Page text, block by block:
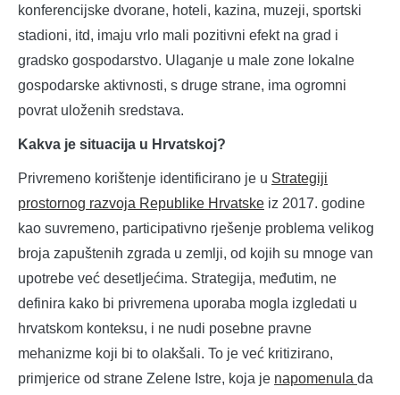
konferencijske dvorane, hoteli, kazina, muzeji, sportski
stadioni, itd, imaju vrlo mali pozitivni efekt na grad i
gradsko gospodarstvo. Ulaganje u male zone lokalne
gospodarske aktivnosti, s druge strane, ima ogromni
povrat uloženih sredstava.
Kakva je situacija u Hrvatskoj?
Privremeno korištenje identificirano je u Strategiji
prostornog razvoja Republike Hrvatske iz 2017. godine
kao suvremeno, participativno rješenje problema velikog
broja zapuštenih zgrada u zemlji, od kojih su mnoge van
upotrebe već desetljećima. Strategija, međutim, ne
definira kako bi privremena uporaba mogla izgledati u
hrvatskom konteksu, i ne nudi posebne pravne
mehanizme koji bi to olakšali. To je već kritizirano,
primjerice od strane Zelene Istre, koja je napomenula da